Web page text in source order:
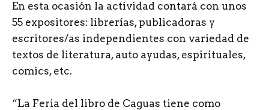
En esta ocasión la actividad contará con unos
55 expositores: librerías, publicadoras y
escritores/as independientes con variedad de
textos de literatura, auto ayudas, espirituales,
comics, etc.
“La Feria del libro de Caguas tiene como